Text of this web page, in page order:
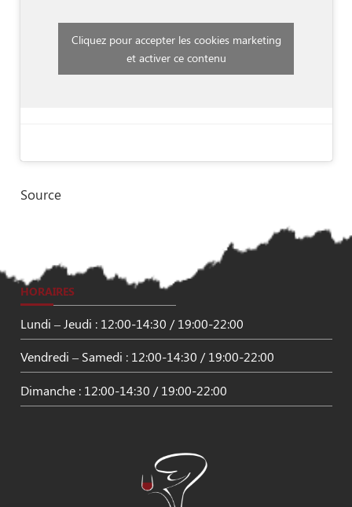
Cliquez pour accepter les cookies marketing
et activer ce contenu
Source
HORAIRES
Lundi – Jeudi : 12:00-14:30 / 19:00-22:00
Vendredi – Samedi : 12:00-14:30 / 19:00-22:00
Dimanche : 12:00-14:30 / 19:00-22:00